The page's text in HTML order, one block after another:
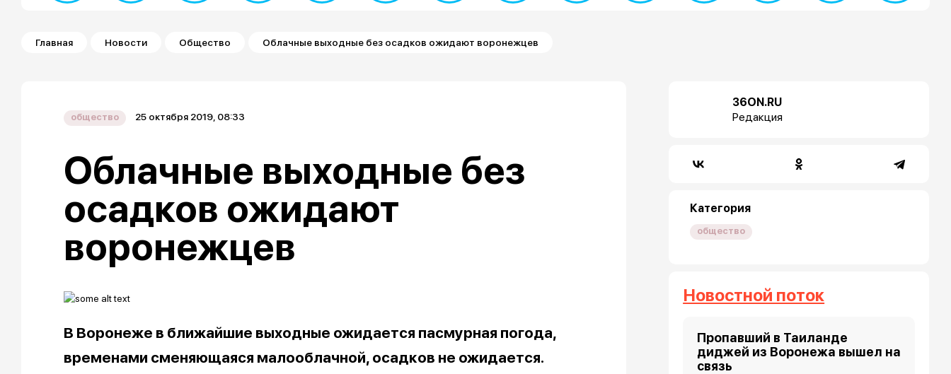
Строка навигации
Главная Новости Общество Облачные выходные без осадков ожидают воронежцев
общество 25 октября 2019, 08:33
Облачные выходные без
осадков ожидают
воронежцев
В Воронеже в ближайшие выходные ожидается пасмурная погода,
временами сменяющаяся малооблачной, осадков не ожидается.
36ON.RU
Редакция
Категория
общество
Новостной поток
Пропавший в Таиланде
диджей из Воронежа вышел на
связь